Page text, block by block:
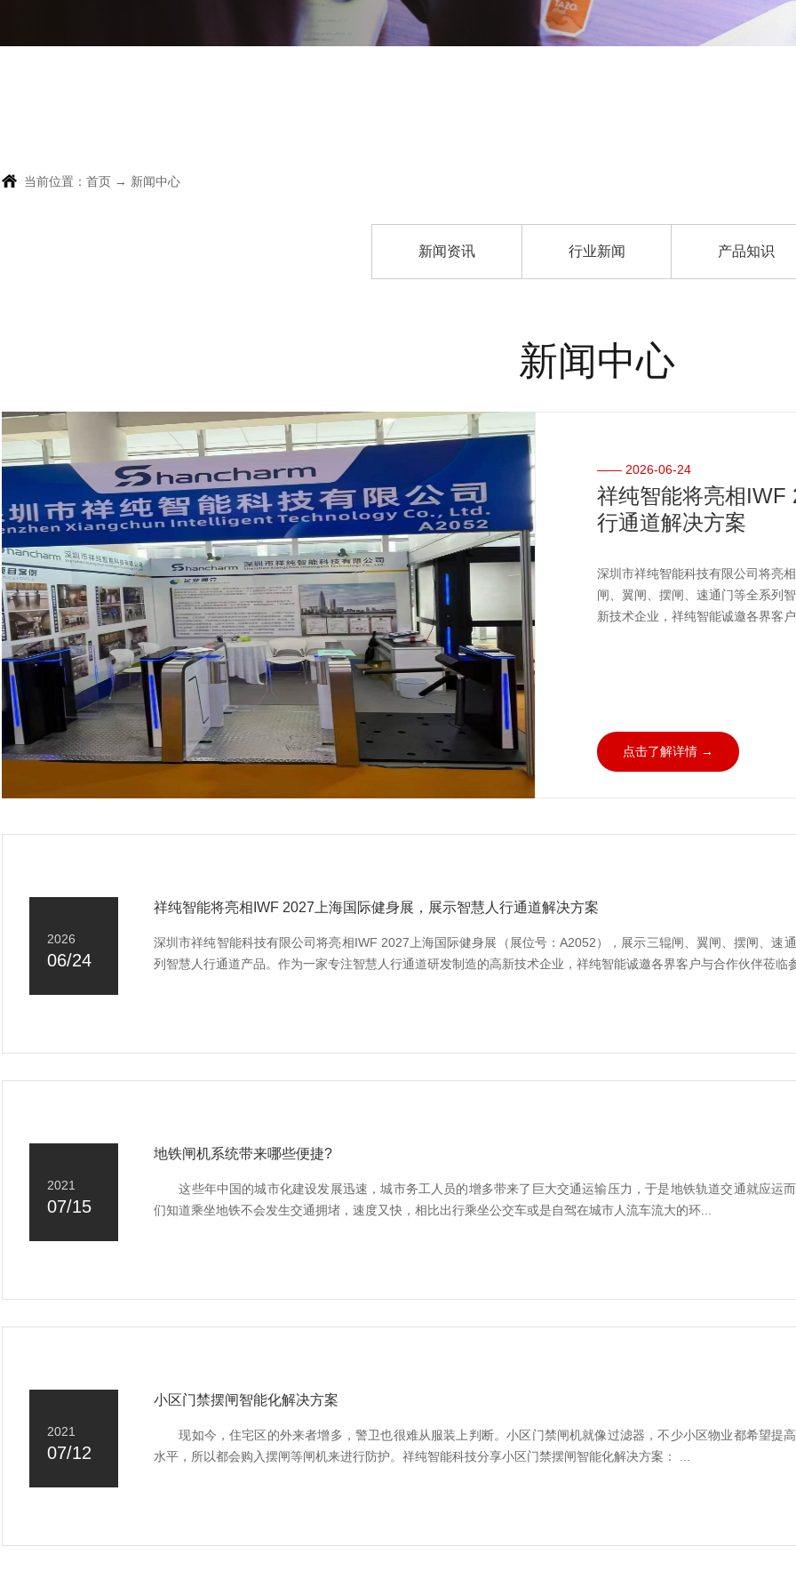
当前位置： 首页 → 新闻中心
新闻资讯 行业新闻 产品知识
新闻中心
—— 2026-06-24
祥纯智能将亮相IWF
行通道解决方案
深圳市祥纯智能科技有限公司将亮
闸、翼闸、摆闸、速通门等全系列
新技术企业，祥纯智能诚邀各界客
点击了解详情 →
2026
06/24
祥纯智能将亮相IWF 2027上海国际健身展，展示智慧人行通道解决方案
深圳市祥纯智能科技有限公司将亮相IWF 2027上海国际健身展（展位号：A2052），展示三辊闸、翼闸、摆闸、速
列智慧人行通道产品。作为一家专注智慧人行通道研发制造的高新技术企业，祥纯智能诚邀各界客户与合作伙伴莅临
2021
07/15
地铁闸机系统带来哪些便捷?
这些年中国的城市化建设发展迅速，城市务工人员的增多带来了巨大交通运输压力，于是地铁轨道交通就应运
们知道乘坐地铁不会发生交通拥堵，速度又快，相比出行乘坐公交车或是自驾在城市人流车流大的环...
2021
07/12
小区门禁摆闸智能化解决方案
现如今，住宅区的外来者增多，警卫也很难从服装上判断。小区门禁闸机就像过滤器，不少小区物业都希望提
水平，所以都会购入摆闸等闸机来进行防护。祥纯智能科技分享小区门禁摆闸智能化解决方案： ...